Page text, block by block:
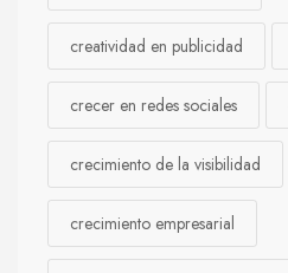
creatividad en publicidad
crecer en redes sociales
crecimiento de la visibilidad
crecimiento empresarial